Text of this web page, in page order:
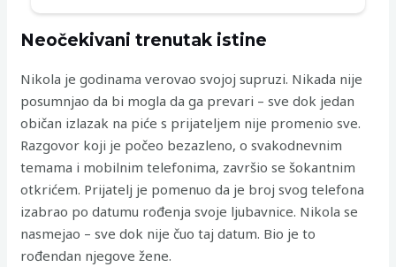
Neočekivani trenutak istine
Nikola je godinama verovao svojoj supruzi. Nikada nije
posumnjao da bi mogla da ga prevari – sve dok jedan
običan izlazak na piće s prijateljem nije promenio sve.
Razgovor koji je počeo bezazleno, o svakodnevnim
temama i mobilnim telefonima, završio se šokantnim
otkrićem. Prijatelj je pomenuo da je broj svog telefona
izabrao po datumu rođenja svoje ljubavnice. Nikola se
nasmejao – sve dok nije čuo taj datum. Bio je to
rođendan njegove žene.